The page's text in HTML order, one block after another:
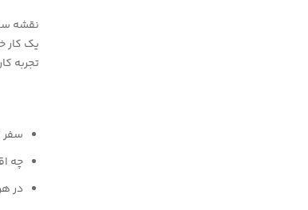
نقشه
یک کار
تجربه
سفر
چه
در